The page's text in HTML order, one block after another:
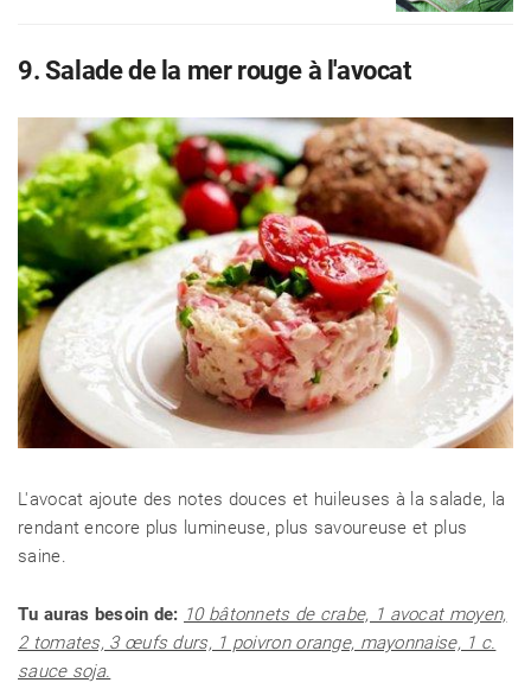
9. Salade de la mer rouge à l'avocat
L'avocat ajoute des notes douces et huileuses à la salade, la
rendant encore plus lumineuse, plus savoureuse et plus
saine.
Tu auras besoin de: 10 bâtonnets de crabe, 1 avocat moyen,
2 tomates, 3 œufs durs, 1 poivron orange, mayonnaise, 1 c.
sauce soja.